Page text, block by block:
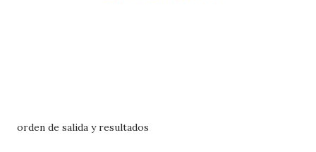
orden de salida y resultados